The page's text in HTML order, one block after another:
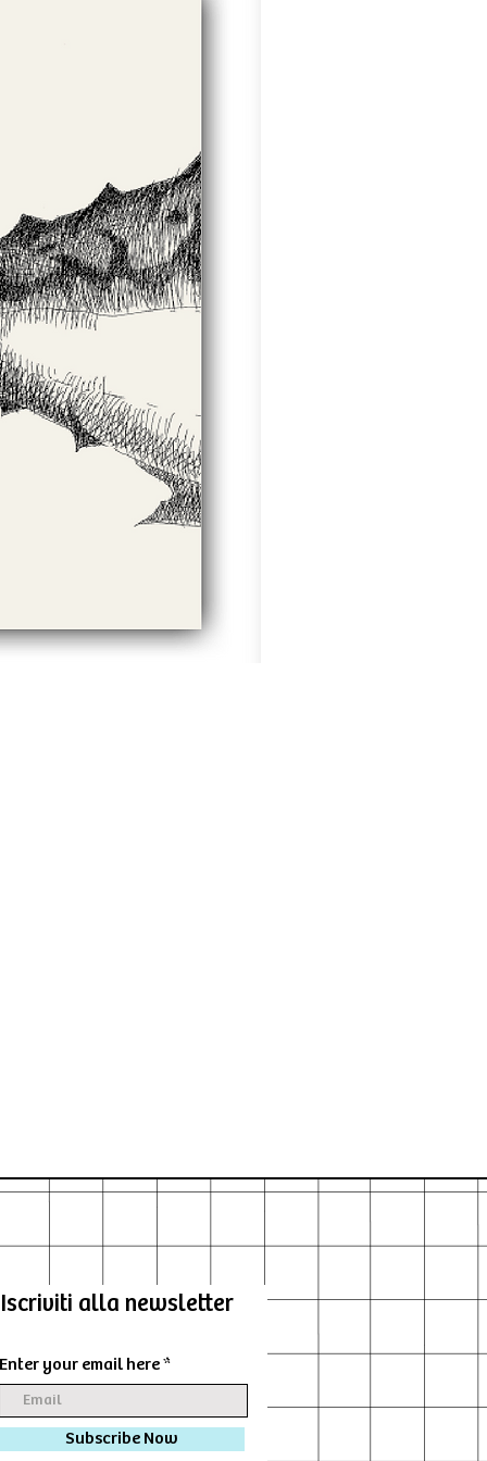
Iscriviti alla newsletter
Enter your email here
Subscribe Now